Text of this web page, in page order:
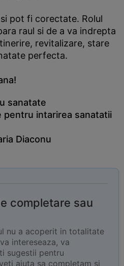
pot fi corectate. Rolul
raul si de a va indrepta
revitalizare, stare
perfecta.
sanatate
pentru intarirea sanatatii
Diaconu
completare sau
nu a acoperit in totalitate
intereseaza, va
sugestii pentru
ajuta sa completam si